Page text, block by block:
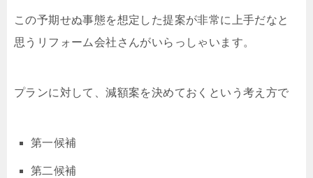
この予期せぬ事態を想定した提案が非常に上手だなと
思うリフォーム会社さんがいらっしゃいます。
プランに対して、減額案を決めておくという考え方で
第一候補
第二候補